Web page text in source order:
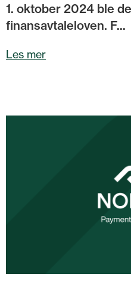
1. oktober 2024 ble
finansavtaleloven. F...
Les mer